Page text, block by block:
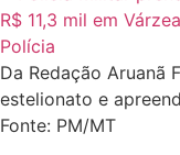
Polícia
Da Redação Aruanã
estelionato e
Fonte: PM/MT